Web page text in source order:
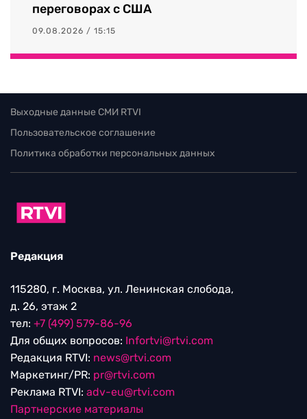
переговорах с США
09.08.2026 / 15:15
Выходные данные СМИ RTVI
Пользовательское соглашение
Политика обработки персональных данных
Редакция
115280, г. Москва, ул. Ленинская слобода,
д. 26, этаж 2
тел: +7 (499) 579-86-96
Для общих вопросов: Infortvi@rtvi.com
Редакция RTVI: news@rtvi.com
Маркетинг/PR: pr@rtvi.com
Реклама RTVI: adv-eu@rtvi.com
Партнерские материалы